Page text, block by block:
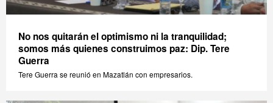
No nos quitarán el optimismo ni la tranquilidad;
somos más quienes construimos paz: Dip. Tere
Guerra
Tere Guerra se reunió en Mazatlán con empresarios.